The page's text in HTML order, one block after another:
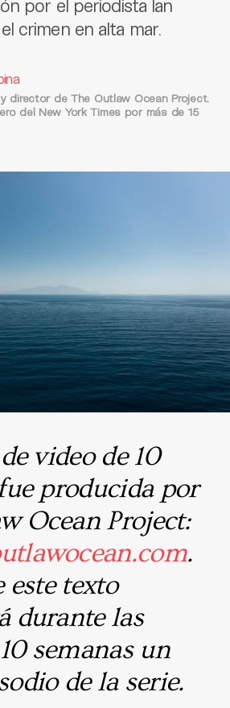
por el periodista Ian
crimen en alta mar.
director de The Outlaw Ocean Project.
del New York Times por más de 15
video de 10
producida por
Ocean Project:
.
texto
durante las
semanas un
de la serie.